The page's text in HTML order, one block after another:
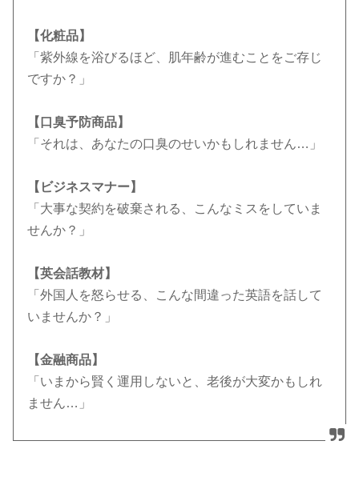
【化粧品】
「紫外線を浴びるほど、肌年齢が進むことをご存じ
ですか？」
【口臭予防商品】
「それは、あなたの口臭のせいかもしれません…」
【ビジネスマナー】
「大事な契約を破棄される、こんなミスをしていま
せんか？」
【英会話教材】
「外国人を怒らせる、こんな間違った英語を話して
いませんか？」
【金融商品】
「いまから賢く運用しないと、老後が大変かもしれ
ません…」